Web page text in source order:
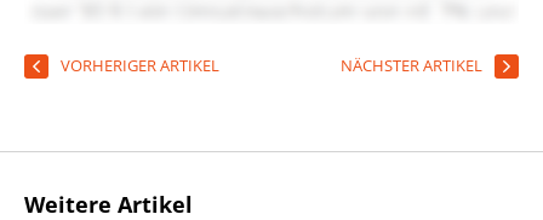
VORHERIGER ARTIKEL NÄCHSTER ARTIKEL
Weitere Artikel